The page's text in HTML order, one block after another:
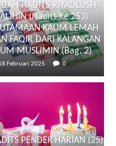
HADITS RIYADLUSH-
(Hadits Ke 253)
KAUM LEMAH
FAQIR DARI KALANGAN
MUSLIMIN (Bag. 2)
Februari 2025 0
PENDEK HARIAN (25)